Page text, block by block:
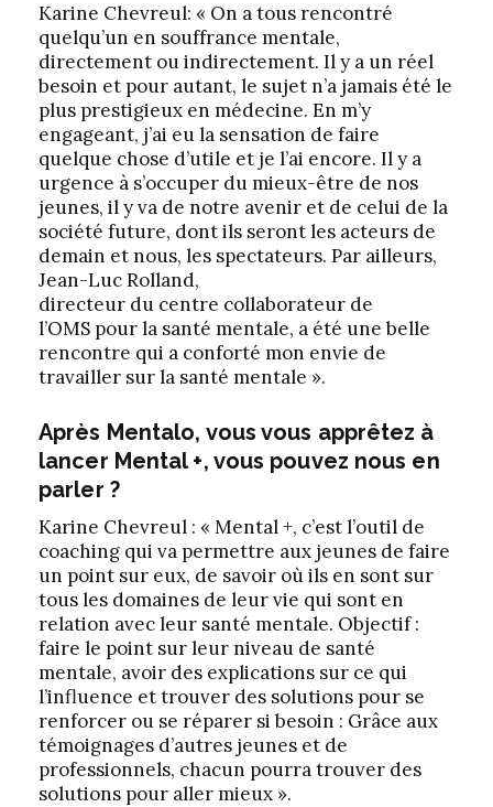
Karine Chevreul: « On a tous rencontré
quelqu’un en souffrance mentale,
directement ou indirectement. Il y a un réel
besoin et pour autant, le sujet n’a jamais été le
plus prestigieux en médecine. En m’y
engageant, j’ai eu la sensation de faire
quelque chose d’utile et je l’ai encore. Il y a
urgence à s’occuper du mieux-être de nos
jeunes, il y va de notre avenir et de celui de la
société future, dont ils seront les acteurs de
demain et nous, les spectateurs. Par ailleurs,
Jean-Luc Rolland,
directeur du centre collaborateur de
l’OMS pour la santé mentale, a été une belle
rencontre qui a conforté mon envie de
travailler sur la santé mentale ».
Après Mentalo, vous vous apprêtez à
lancer Mental +, vous pouvez nous en
parler ?
Karine Chevreul : « Mental +, c’est l’outil de
coaching qui va permettre aux jeunes de faire
un point sur eux, de savoir où ils en sont sur
tous les domaines de leur vie qui sont en
relation avec leur santé mentale. Objectif :
faire le point sur leur niveau de santé
mentale, avoir des explications sur ce qui
l’influence et trouver des solutions pour se
renforcer ou se réparer si besoin : Grâce aux
témoignages d’autres jeunes et de
professionnels, chacun pourra trouver des
solutions pour aller mieux ».